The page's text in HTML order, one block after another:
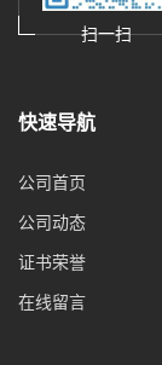
扫一扫
快速导航
公司首页
公司动态
证书荣誉
在线留言